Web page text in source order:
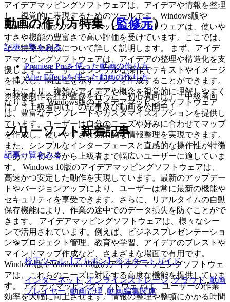
アイデアマッピングソフトウェアは、アイデアや情報を整理
し、視覚的に表現するためのツールです。Windows版や
Windows 10版のアイデアマッピングソフトウェアは、使いや
すさや機能の豊富さで高い評価を受けています。ここでは、
その特徴や利点について詳しく説明します。 まず、アイデ
アマッピングソフトウェアは、アイデアの整理や構造化を支
援します。ユーザーはシンプルな操作でテキストやイメージ
を挿入し、関連性を示すリンクを作成することができます。
これにより、複雑なアイデアや概念を視覚的に理解しやすく
なります。 Windows版のアイデアマッピングソフトウェア
は、豊富なテンプレートやカスタマイズオプションを提供し
ています。ユーザーは自分のニーズや好みに合わせてマップ
を作成し、使いやすさと効果的な情報整理を実現できます。
また、シンプルなインターフェースと直感的な操作性が特徴
であり、初心者から上級者まで幅広いユーザーに適していま
す。 Windows 10版のアイデアマッピングソフトウェアは、
高速かつ安定した動作を実現しています。最新のアップデー
トやバージョンアップにより、ユーザーは常に最新の機能や
セキュリティを享受できます。さらに、リアルタイムの自動
保存機能により、作業の途中でのデータ損失を防ぐことがで
きます。 アイデアマッピングソフトウェアは、様々なシー
ンで活用されています。例えば、ビジネスプレゼンテーショ
ンやプロジェクト管理、教育や学習、アイデアのブレストや
マインドマップ作成など、さまざまな場面で有用です。
Windows版やWindows 10版のアイデアマッピングソフトウェ
アは、これらのニーズに対応する高度な機能を提供していま
す。 アイデアマッピングソフトウェアは、ユーザーの作業
効率を大幅に向上させます。情報の整理や整頓にかかる時間
動画の作り方特集（監修元）
記事一覧をみる
Premiere Proを使った動画の作り方
After Effectsを使った動画の作り方
※映像制作会社が監修を行った「初心者向け」「中級者向
け」「上級者向け」の記事及び動画を公開中！
フリーソフト新着記事
記事一覧をみる
校正ツール【アカポン】※スタートガイド
インターネット ,オンラインストレージ ,クラウド,動画
プレイヤー,動画管理 ,動画編集関連